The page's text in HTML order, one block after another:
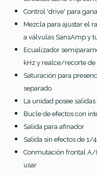
Control 'drive' para
Mezcla para ajustar el
a válvulas SansAmp y
Ecualizador
kHz y realce/recorte de
Saturación para
separado
La unidad posee
Bucle de efectos con
Salida para afinador
Salida sin efectos de 1/
Conmutación frontal A/
usar